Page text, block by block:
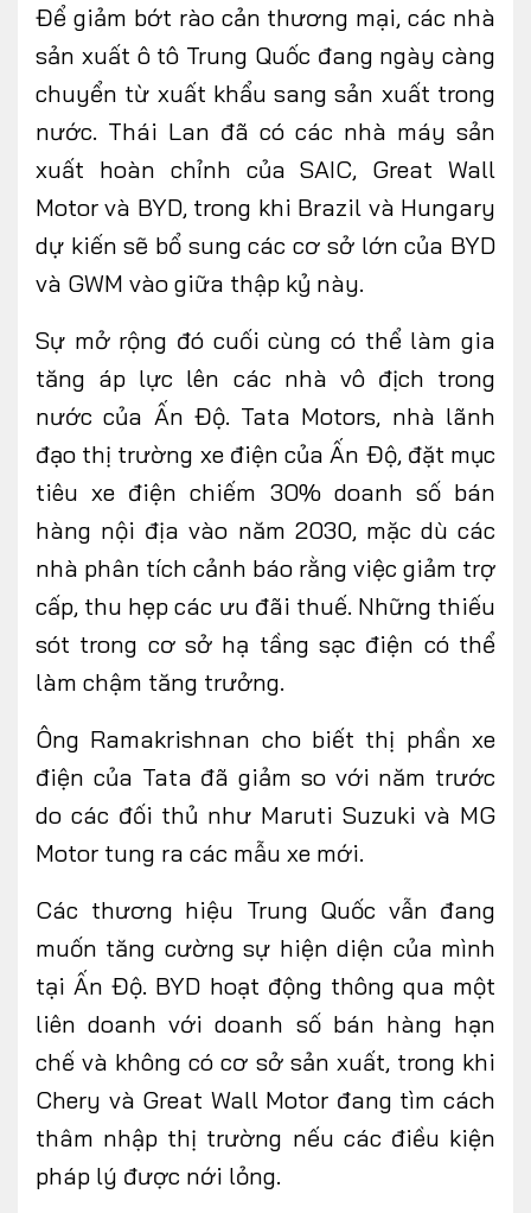
Để giảm bớt rào cản thương mại, các nhà
sản xuất ô tô Trung Quốc đang ngày càng
chuyển từ xuất khẩu sang sản xuất trong
nước. Thái Lan đã có các nhà máy sản
xuất hoàn chỉnh của SAIC, Great Wall
Motor và BYD, trong khi Brazil và Hungary
dự kiến sẽ bổ sung các cơ sở lớn của BYD
và GWM vào giữa thập kỷ này.
Sự mở rộng đó cuối cùng có thể làm gia
tăng áp lực lên các nhà vô địch trong
nước của Ấn Độ. Tata Motors, nhà lãnh
đạo thị trường xe điện của Ấn Độ, đặt mục
tiêu xe điện chiếm 30% doanh số bán
hàng nội địa vào năm 2030, mặc dù các
nhà phân tích cảnh báo rằng việc giảm trợ
cấp, thu hẹp các ưu đãi thuế. Những thiếu
sót trong cơ sở hạ tầng sạc điện có thể
làm chậm tăng trưởng.
Ông Ramakrishnan cho biết thị phần xe
điện của Tata đã giảm so với năm trước
do các đối thủ như Maruti Suzuki và MG
Motor tung ra các mẫu xe mới.
Các thương hiệu Trung Quốc vẫn đang
muốn tăng cường sự hiện diện của mình
tại Ấn Độ. BYD hoạt động thông qua một
liên doanh với doanh số bán hàng hạn
chế và không có cơ sở sản xuất, trong khi
Chery và Great Wall Motor đang tìm cách
thâm nhập thị trường nếu các điều kiện
pháp lý được nới lỏng.